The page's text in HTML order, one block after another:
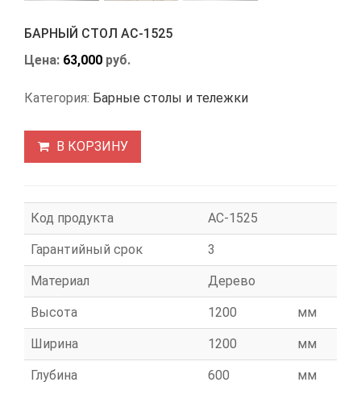
БАРНЫЙ СТОЛ АС-1525
Цена: 63,000 руб.
Категория: Барные столы и тележки
В КОРЗИНУ
Код продукта АС-1525
Гарантийный срок 3
Материал Дерево
Высота 1200 мм
Ширина 1200 мм
Глубина 600 мм